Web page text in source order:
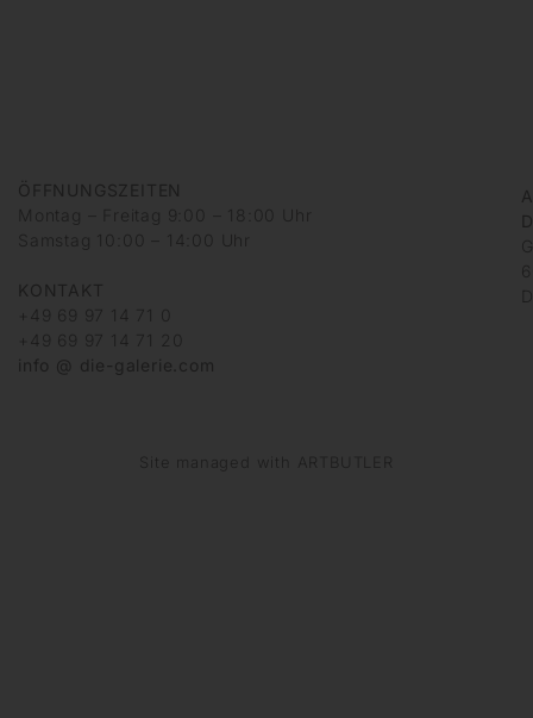
ÖFFNUNGSZEITEN
Montag – Freitag 9:00 – 18:00 Uhr
Samstag 10:00 – 14:00 Uhr
KONTAKT
+49 69 97 14 71 0
+49 69 97 14 71 20
info @ die-galerie.com
Site managed with ARTBUTLER